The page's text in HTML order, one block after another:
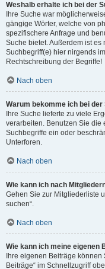
Weshalb erhalte ich bei der
Ihre Suche war
gängige Wörter, welche von
spezifischere Anfrage und
Suche bietet. Außerdem ist
Suchbegriff(e) hier nirgends
Rechtschreibung der Begriffe!
Nach oben
Warum bekomme ich bei
Ihre Suche lieferte zu viele
verarbeiten. Benutzen Sie die
Suchbegriffe ein oder
Unterforen.
Nach oben
Wie kann ich nach
Gehen Sie zur Mitgliederliste
suchen“.
Nach oben
Wie kann ich meine eigenen
Ihre eigenen Beiträge
Beiträge“ im Schnellzugriff